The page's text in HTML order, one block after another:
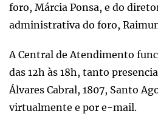
foro, Márcia Ponsa, e do
administrativa do foro,
A Central de Atendimento
das 12h às 18h, tanto
Álvares Cabral, 1807, Santo
virtualmente e por e-mail.